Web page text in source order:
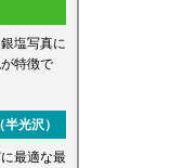
塩写真に
特徴で
光沢）
最適な最